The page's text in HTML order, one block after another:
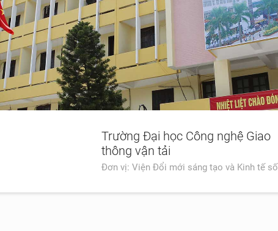
Trường Đại học Công nghệ Giao
thông vận tải
Đơn vị: Viện Đổi mới sáng tạo và Kinh tế số